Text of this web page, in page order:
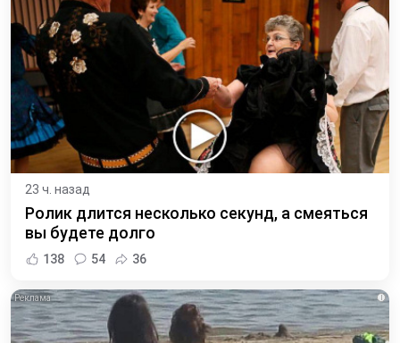
23 ч. назад
Ролик длится несколько секунд, а смеяться
вы будете долго
138 54 36
i